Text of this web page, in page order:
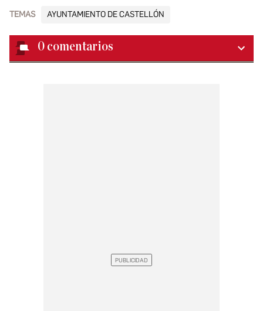
TEMAS AYUNTAMIENTO DE CASTELLÓN
0 comentarios